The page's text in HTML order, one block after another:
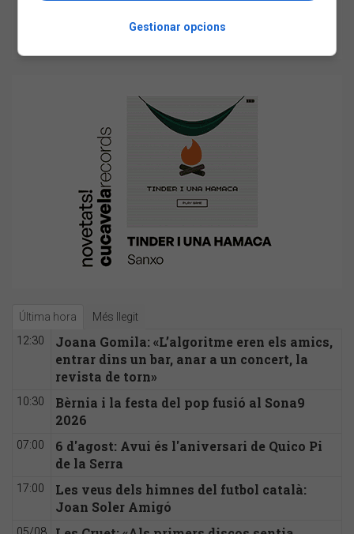
Última hora Més llegit
12:30
Joana Gomila: «L’algoritme eren els amics,
entrar dins un bar, anar a un concert, la
revista de torn»
10:30
Bèrnia i la festa del pop fusió al Sona9
2026
07:00
6 d'agost: Avui és l'aniversari de Quico Pi
de la Serra
17:00
Les veus dels himnes del futbol català:
Joan Soler Amigó
Gestionar opcions